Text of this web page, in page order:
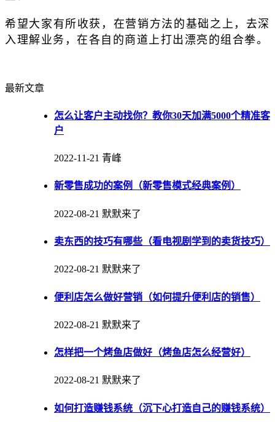
希望大家有所收获，在营销方法的基础之上，去深
入理解业务，在各自的商道上打出漂亮的组合拳。
最新文章
怎么让客户主动找你？教你30天加满5000个精准客
户
2022-11-21 青峰
新零售成功的案例（新零售模式经典案例）
2022-08-21 默默来了
卖东西的技巧有哪些（看电视剧学到的卖货技巧）
2022-08-21 默默来了
便利店怎么做好营销（如何提升便利店的销售）
2022-08-21 默默来了
怎样把一个烤鱼店做好（烤鱼店怎么经营好）
2022-08-21 默默来了
如何打造赚钱系统（沉下心打造自己的赚钱系统）